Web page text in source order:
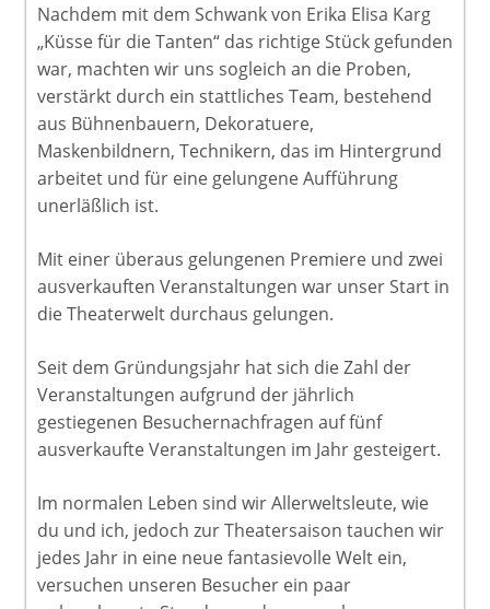
Nachdem mit dem Schwank von Erika Elisa Karg
„Küsse für die Tanten“ das richtige Stück gefunden
war, machten wir uns sogleich an die Proben,
verstärkt durch ein stattliches Team, bestehend
aus Bühnenbauern, Dekoratuere,
Maskenbildnern, Technikern, das im Hintergrund
arbeitet und für eine gelungene Aufführung
unerläßlich ist.
Mit einer überaus gelungenen Premiere und zwei
ausverkauften Veranstaltungen war unser Start in
die Theaterwelt durchaus gelungen.
Seit dem Gründungsjahr hat sich die Zahl der
Veranstaltungen aufgrund der jährlich
gestiegenen Besuchernachfragen auf fünf
ausverkaufte Veranstaltungen im Jahr gesteigert.
Im normalen Leben sind wir Allerweltsleute, wie
du und ich, jedoch zur Theatersaison tauchen wir
jedes Jahr in eine neue fantasievolle Welt ein,
versuchen unseren Besucher ein paar